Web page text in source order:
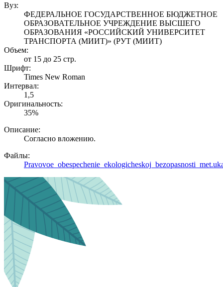
Вуз:
ФЕДЕРАЛЬНОЕ ГОСУДАРСТВЕННОЕ БЮДЖЕТНОЕ
ОБРАЗОВАТЕЛЬНОЕ УЧРЕЖДЕНИЕ ВЫСШЕГО
ОБРАЗОВАНИЯ «РОССИЙСКИЙ УНИВЕРСИТЕТ
ТРАНСПОРТА (МИИТ)» (РУТ (МИИТ)
Объем:
от 15 до 25 стр.
Шрифт:
Times New Roman
Интервал:
1,5
Оригинальность:
35%
Описание:
Согласно вложению.
Файлы: